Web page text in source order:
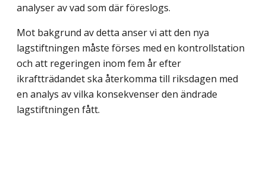
analyser av vad som där föreslogs.
Mot bakgrund av detta anser vi att den nya
lagstiftningen måste förses med en kontrollstation
och att regeringen inom fem år efter
ikraftträdandet ska återkomma till riksdagen med
en analys av vilka konsekvenser den ändrade
lagstiftningen fått.